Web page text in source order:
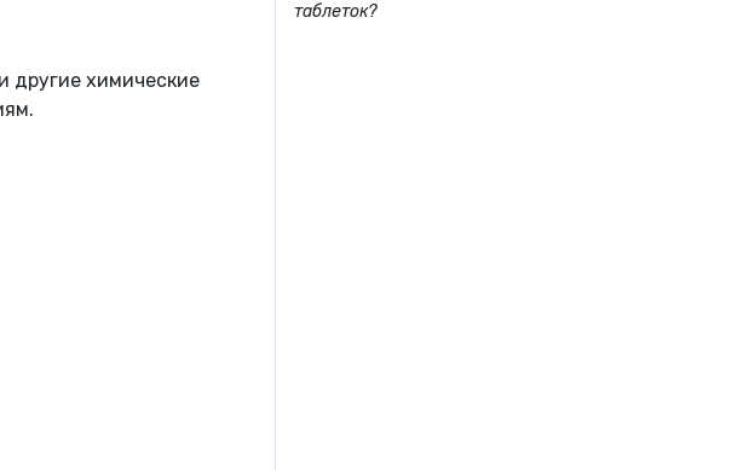
другие химические
таблеток?